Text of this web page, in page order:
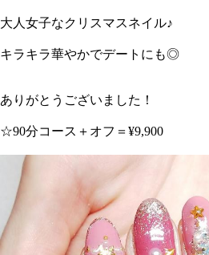
大人女子なクリスマスネイル♪
キラキラ華やかでデートにも◎
ありがとうございました！
☆90分コース＋オフ＝¥9,900